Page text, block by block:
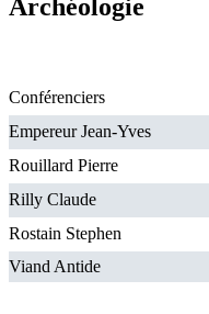
Archéologie
Conférenciers
Empereur Jean-Yves
Rouillard Pierre
Rilly Claude
Rostain Stephen
Viand Antide